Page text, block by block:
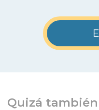
Quizá